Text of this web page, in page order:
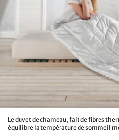
Le duvet de chameau, fait de fibres
équilibre la température de sommeil